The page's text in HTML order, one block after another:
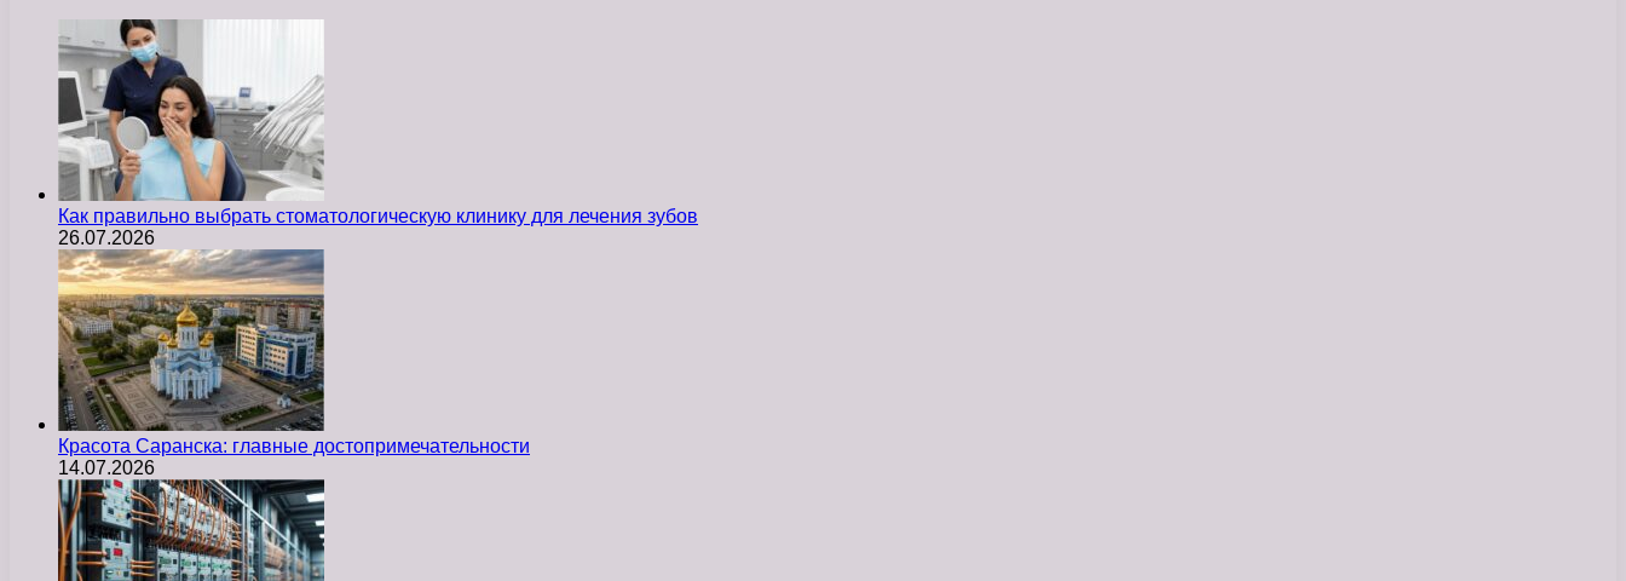
Как правильно выбрать стоматологическую клинику для лечения зубов
26.07.2026
Красота Саранска: главные достопримечательности
14.07.2026